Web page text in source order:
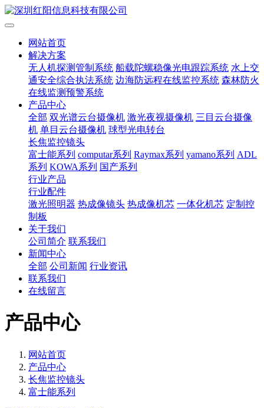
网站首页
解决方案
无人机探测管制系统 船载陀螺稳像光电跟踪系统 水上交
通安全综合执法系统 边海防远程在线监控系统 森林防火
在线监测预警系统
产品中心
全部 双光谱云台摄像机 激光夜视摄像机 三目云台摄像
机 单目云台摄像机 球型光电转台
长焦监控镜头
富士能系列 computar系列 Raymax系列 yamano系列 ADL
系列 KOWA系列 国产系列
行业产品
行业配件
激光照明器 热成像镜头 热成像机芯 一体化机芯 定制控
制板
关于我们
公司简介 联系我们
新闻中心
全部 公司新闻 行业资讯
联系我们
在线留言
产品中心
网站首页
产品中心
长焦监控镜头
富士能系列